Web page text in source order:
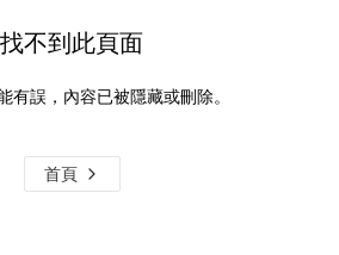
找不到此頁面
有誤，內容已被隱藏或刪除。
首頁